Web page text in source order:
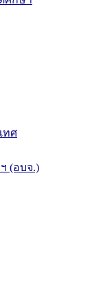
ทศ
(อบจ.)